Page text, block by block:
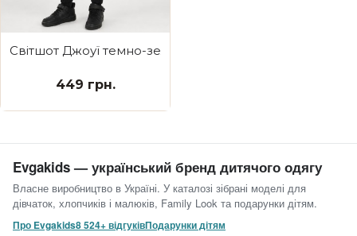
Світшот Джоуї темно-зелений 'tis the season
449 грн.
Evgakids — український бренд дитячого одягу
Власне виробництво в Україні. У каталозі зібрані моделі для
дівчаток, хлопчиків і малюків, Family Look та подарунки дітям.
Про Evgakids8 524+ відгуківПодарунки дітям